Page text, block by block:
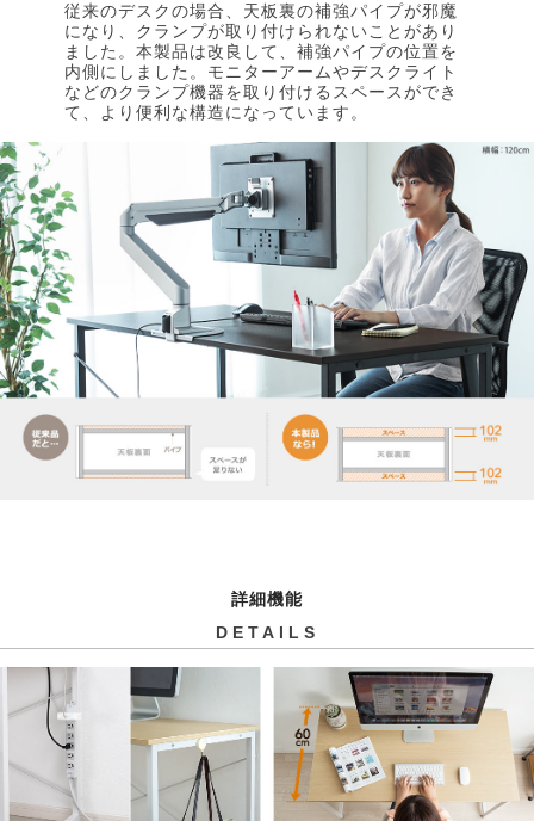
従来のデスクの場合、天板裏の補強パイプが邪魔
になり、クランプが取り付けられないことがあり
ました。本製品は改良して、補強パイプの位置を
内側にしました。モニターアームやデスクライト
などのクランプ機器を取り付けるスペースができ
て、より便利な構造になっています。
詳細機能
DETAILS